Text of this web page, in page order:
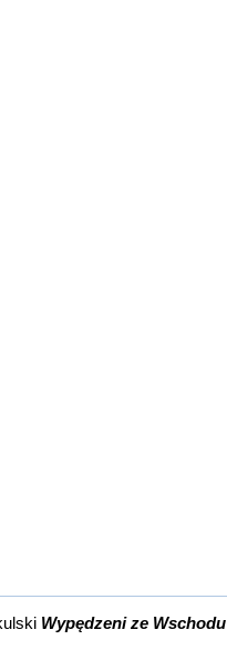
Wypędzeni ze Wschodu